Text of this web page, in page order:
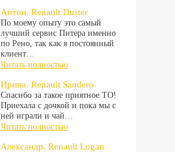
Антон. Renault Duster
По моему опыту это самый
лучший сервис Питера именно
по Рено, так как я постоянный
клиент…
Читать полностью
Ирина. Renault Sandero
Спасибо за такое приятное ТО!
Приехала с дочкой и пока мы с
ней играли и чай…
Читать полностью
Александр. Renault Logan